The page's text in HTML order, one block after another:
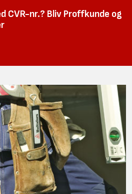
CVR-nr.? Bliv Proffkunde og